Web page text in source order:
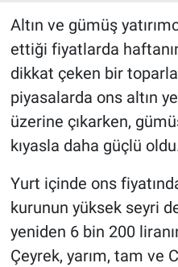
Altın ve gümüş
ettiği fiyatlarda
dikkat çeken bir
piyasalarda ons altın
üzerine çıkarken,
kıyasla daha güçlü
Yurt içinde ons
kurunun yüksek seyri
yeniden 6 bin 200
Çeyrek, yarım, tam ve